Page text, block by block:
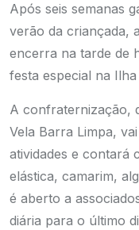
Após seis semanas
verão da criançada,
encerra na tarde de
festa especial na
A confraternização,
Vela Barra Limpa,
atividades e contará
elástica, camarim,
é aberto a
diária para o último